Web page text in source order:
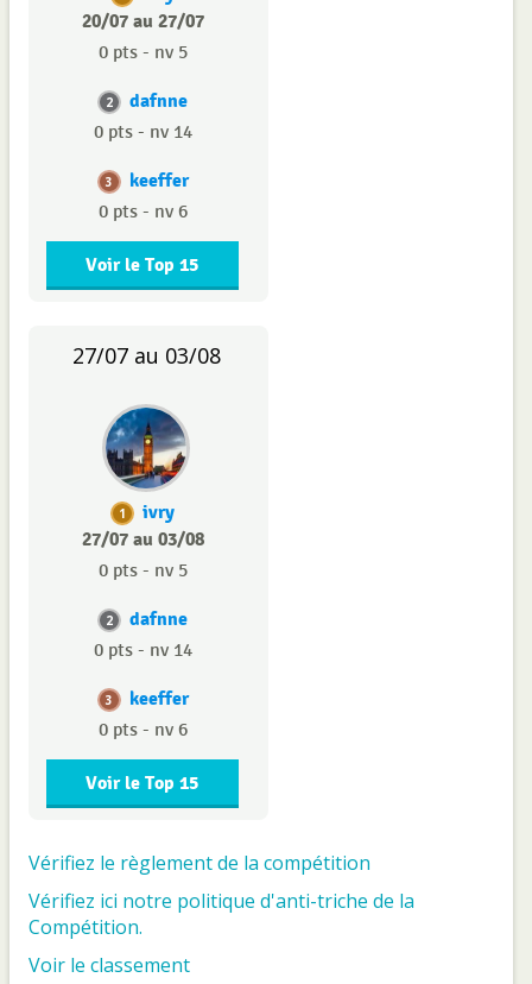
20/07 au 27/07
0 pts - nv 5
2 dafnne
0 pts - nv 14
3 keeffer
0 pts - nv 6
Voir le Top 15
27/07 au 03/08
1
ivry
27/07 au 03/08
0 pts - nv 5
2 dafnne
0 pts - nv 14
3 keeffer
0 pts - nv 6
Voir le Top 15
Vérifiez le règlement de la compétition
Vérifiez ici notre politique d'anti-triche de la
Compétition.
Voir le classement